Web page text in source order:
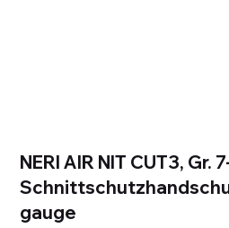
NERI AIR NIT CUT3, Gr.
gauge